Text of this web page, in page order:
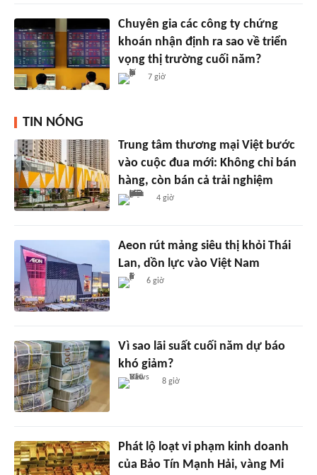
Chuyên gia các công ty chứng
khoán nhận định ra sao về triển
vọng thị trường cuối năm?
7 giờ
TIN NÓNG
Trung tâm thương mại Việt bước
vào cuộc đua mới: Không chỉ bán
hàng, còn bán cả trải nghiệm
4 giờ
Aeon rút mảng siêu thị khỏi Thái
Lan, dồn lực vào Việt Nam
6 giờ
Vì sao lãi suất cuối năm dự báo
khó giảm?
8 giờ
Phát lộ loạt vi phạm kinh doanh
của Bảo Tín Mạnh Hải, vàng Mi